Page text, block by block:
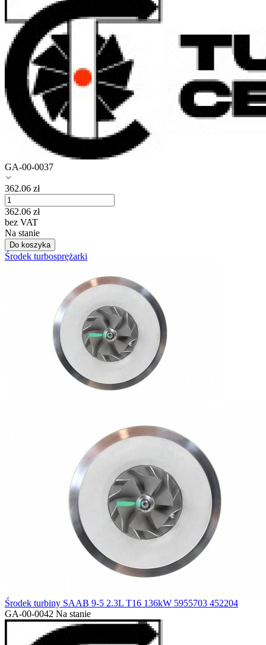
GA-00-0037
362.06 zł
362.06 zł
bez VAT
Na stanie
Do koszyka
Środek turbosprężarki
Środek turbiny SAAB 9-5 2.3L T16 136kW 5955703 452204
GA-00-0042 Na stanie